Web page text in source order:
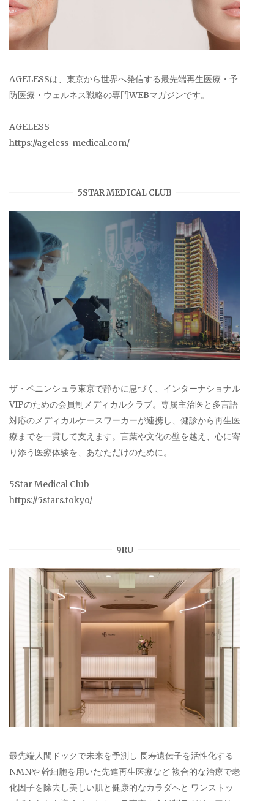
AGELESSは、東京から世界へ発信する最先端再生医療・予
防医療・ウェルネス戦略の専門WEBマガジンです。
AGELESS
https://ageless-medical.com/
5STAR MEDICAL CLUB
ザ・ペニンシュラ東京で静かに息づく、インターナショナル
VIPのための会員制メディカルクラブ。専属主治医と多言語
対応のメディカルケースワーカーが連携し、健診から再生医
療までを一貫して支えます。言葉や文化の壁を越え、心に寄
り添う医療体験を、あなただけのために。
5Star Medical Club
https://5stars.tokyo/
9RU
最先端人間ドックで未来を予測し 長寿遺伝子を活性化する
NMNや 幹細胞を用いた先進再生医療など 複合的な治療で老
化因子を除去し美しい肌と健康的なカラダへと ワンストッ